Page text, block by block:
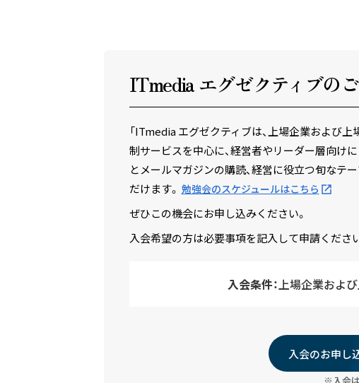
ITmedia エグゼクティ ブの
「ITmedia エグゼクティブは、上場企業および
制サービスを中心に、経営者やリーダー層向け
とメールマガジンの購読、経営に役立つ旬なテ
だけます。 勉強会のスケジュールはこちら
ぜひこの機会にお申し込みください。
入会希望の方は必要事項を記入して申請くださ
入会条件：上場企業およ
入会のお申し